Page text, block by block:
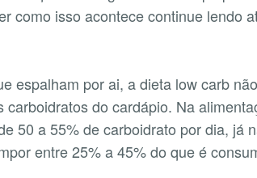
como isso acontece continue lendo
espalham por ai, a dieta low carb
carboidratos do cardápio. Na
50 a 55% de carboidrato por dia, já
entre 25% a 45% do que é